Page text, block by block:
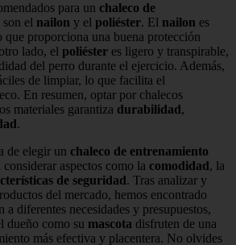
para un chaleco de
son el nailon y el poliéster. El nailon es
que proporciona una buena protección
lado, el poliéster es ligero y transpirable,
del perro durante el ejercicio. Además,
de limpiar, lo que facilita el
En resumen, optar por chalecos
materiales garantiza durabilidad ,
.
de elegir un chaleco de entrenamiento
aspectos como la comodidad , la
de seguridad . Tras analizar y
del mercado, hemos encontrado
a diferentes necesidades y presupuestos,
dueño como su mascota disfruten de una
más efectiva y placentera. No olvides